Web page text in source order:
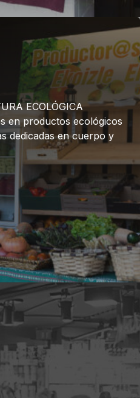
ECOLÓGICA
en productos ecológicos
dedicadas en cuerpo y